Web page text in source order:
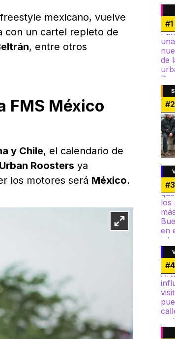
mexicano, vuelve
con un cartel repleto de
, entre otros
FMS México
y Chile, el calendario de
Roosters ya
los motores será México.
#1
#2
#3
#4